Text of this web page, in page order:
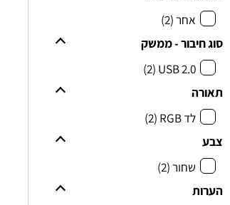
אחר(2)
סוג חיבור - ממשק
USB 2.0
(2)
תאורה
לד RGB
(2)
צבע
שחור(2)
הערות